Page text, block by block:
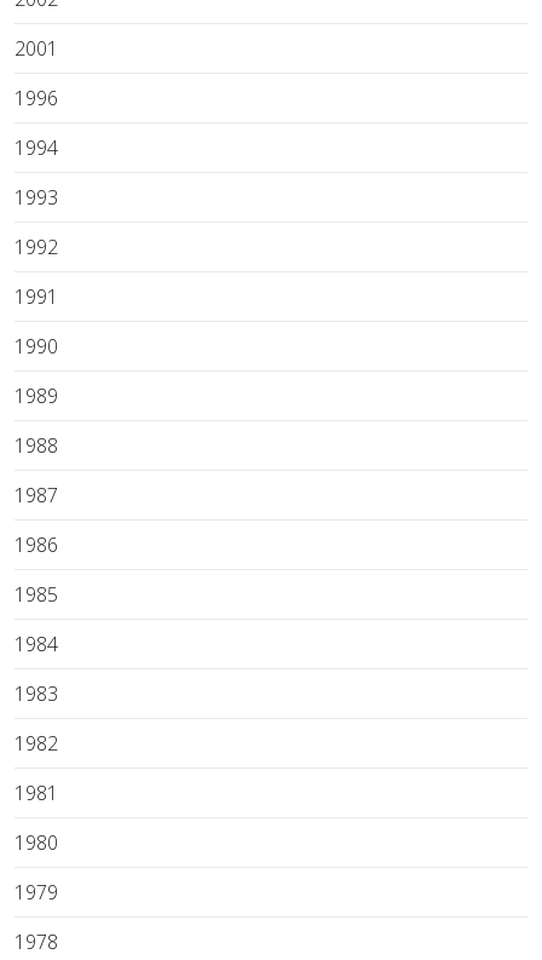
2001
1996
1994
1993
1992
1991
1990
1989
1988
1987
1986
1985
1984
1983
1982
1981
1980
1979
1978